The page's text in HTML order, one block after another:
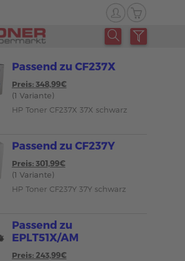
Passend zu CF237X
Preis: 348,99€
(1 Variante)
HP Toner CF237X 37X schwarz
Passend zu CF237Y
Preis: 301,99€
(1 Variante)
HP Toner CF237Y 37Y schwarz
Passend zu
EPLT51X/AM
Preis: 243,99€